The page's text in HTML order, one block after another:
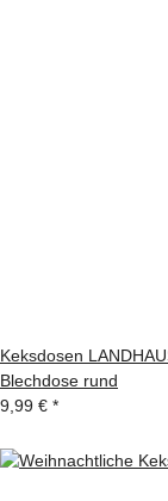
Keksdosen
Blechdose rund
9,99 € *